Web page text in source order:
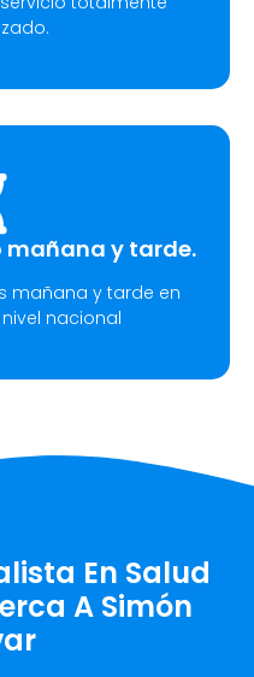
mañana y tarde.
mañana y tarde en
nacional
En Salud
A Simón